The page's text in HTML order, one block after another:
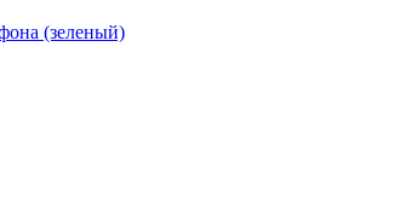
(зеленый)